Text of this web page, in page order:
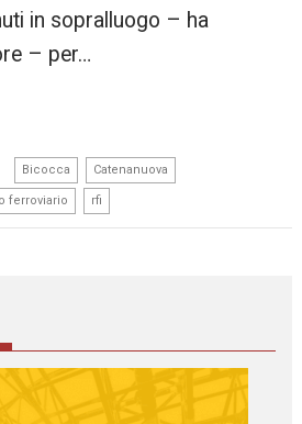
in sopralluogo – ha
– per…
Bicocca Catenanuova
ferroviario rfi